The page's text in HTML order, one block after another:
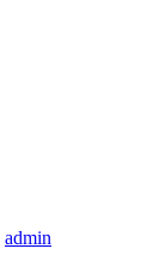
admin